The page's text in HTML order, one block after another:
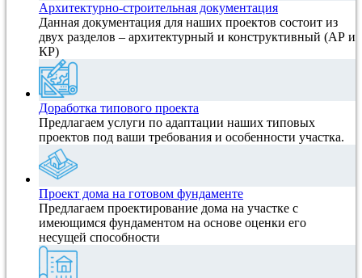
Архитектурно-строительная документация
Данная документация для наших проектов состоит из
двух разделов – архитектурный и конструктивный (АР и
КР)
Доработка типового проекта
Предлагаем услуги по адаптации наших типовых
проектов под ваши требования и особенности участка.
Проект дома на готовом фундаменте
Предлагаем проектирование дома на участке с
имеющимся фундаментом на основе оценки его
несущей способности